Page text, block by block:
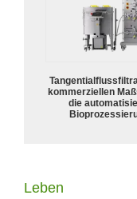
kommerziellen
die
Leben